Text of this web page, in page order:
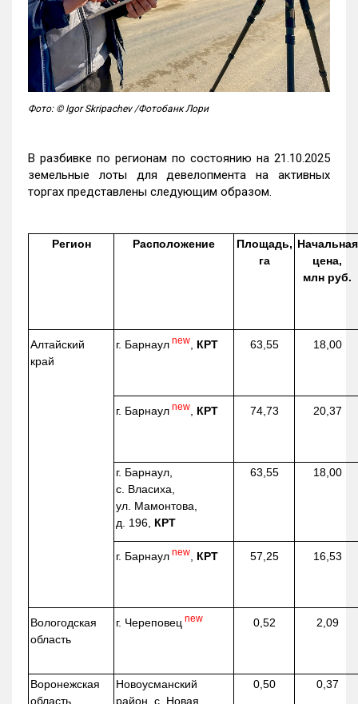
Фото: © Igor Skripachev /Фотобанк Лори
В разбивке по регионам по состоянию на 21.10.2025
земельные лоты для девелопмента на активных
торгах представлены следующим образом.
Регион Расположение
Площадь,
га
Начальная
цена,
млн руб.
Алтайский
край
г. Барнаул new КРТ 63,55 18,00
г. Барнаул new КРТ 74,73 20,37
г. Барнаул,
с. Власиха,
ул. Мамонтова,
д. 196, КРТ
63,55 18,00
г. Барнаул new КРТ 57,25 16,53
Вологодская
область
г. Череповец new 0,52 2,09
Воронежская
область
Новоусманский
район, с. Новая
0,50 0,37